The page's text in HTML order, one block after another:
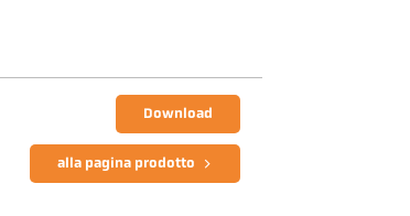
Download
alla pagina prodotto